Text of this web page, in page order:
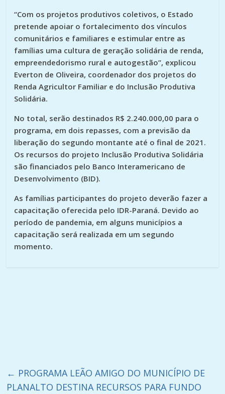
“Com os projetos produtivos coletivos, o Estado
pretende apoiar o fortalecimento dos vínculos
comunitários e familiares e estimular entre as
famílias uma cultura de geração solidária de renda,
empreendedorismo rural e autogestão”, explicou
Everton de Oliveira, coordenador dos projetos do
Renda Agricultor Familiar e do Inclusão Produtiva
Solidária.
No total, serão destinados R$ 2.240.000,00 para o
programa, em dois repasses, com a previsão da
liberação do segundo montante até o final de 2021.
Os recursos do projeto Inclusão Produtiva Solidária
são financiados pelo Banco Interamericano de
Desenvolvimento (BID).
As famílias participantes do projeto deverão fazer a
capacitação oferecida pelo IDR-Paraná. Devido ao
período de pandemia, em alguns municípios a
capacitação será realizada em um segundo
momento.
← PROGRAMA LEÃO AMIGO DO MUNICÍPIO DE
PLANALTO DESTINA RECURSOS PARA FUNDO